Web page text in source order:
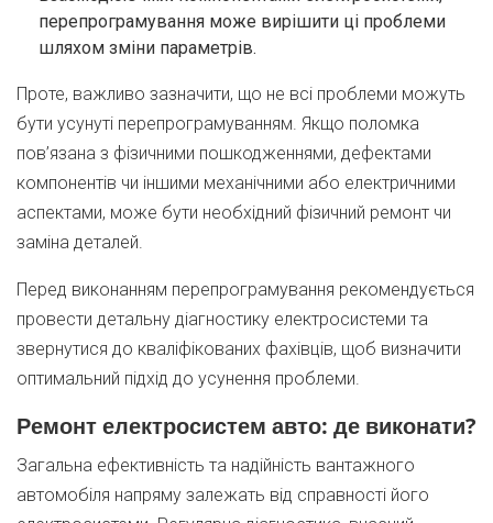
перепрограмування може вирішити ці проблеми
шляхом зміни параметрів.
Проте, важливо зазначити, що не всі проблеми можуть
бути усунуті перепрограмуванням. Якщо поломка
пов’язана з фізичними пошкодженнями, дефектами
компонентів чи іншими механічними або електричними
аспектами, може бути необхідний фізичний ремонт чи
заміна деталей.
Перед виконанням перепрограмування рекомендується
провести детальну діагностику електросистеми та
звернутися до кваліфікованих фахівців, щоб визначити
оптимальний підхід до усунення проблеми.
Ремонт електросистем авто: де виконати?
Загальна ефективність та надійність вантажного
автомобіля напряму залежать від справності його